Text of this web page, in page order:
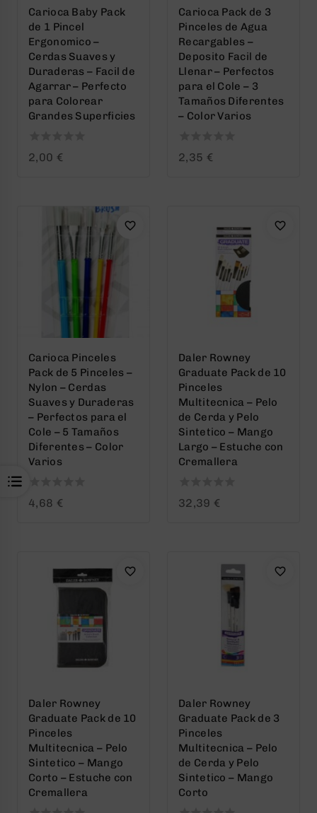
Carioca Baby Pack
de 1 Pincel
Ergonomico –
Cerdas Suaves y
Duraderas – Facil de
Agarrar – Perfecto
para Colorear
Grandes Superficies
0
2,00 €
Carioca Pack de 3
Pinceles de Agua
Recargables –
Deposito Facil de
Llenar – Perfectos
para el Cole – 3
Tamaños Diferentes
– Color Varios
0
2,35 €
Carioca Pinceles
Pack de 5 Pinceles –
Nylon – Cerdas
Suaves y Duraderas
– Perfectos para el
Cole – 5 Tamaños
Diferentes – Color
Varios
0
4,68 €
Daler Rowney
Graduate Pack de 10
Pinceles
Multitecnica – Pelo
de Cerda y Pelo
Sintetico – Mango
Largo – Estuche con
Cremallera
0
32,39 €
Daler Rowney
Graduate Pack de 10
Pinceles
Multitecnica – Pelo
Sintetico – Mango
Corto – Estuche con
Cremallera
Daler Rowney
Graduate Pack de 3
Pinceles
Multitecnica – Pelo
de Cerda y Pelo
Sintetico – Mango
Corto